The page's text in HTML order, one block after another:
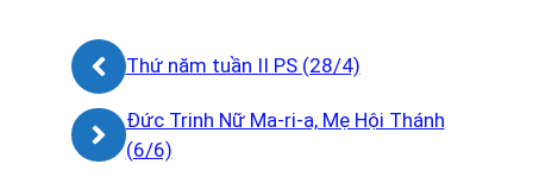
Thứ năm tuần II PS (28/4)
Đức Trinh Nữ Ma-ri-a, Mẹ Hội Thánh
(6/6)